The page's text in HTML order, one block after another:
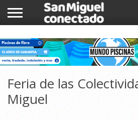
NOTICIAS
COMUNIDAD
COMERCIOS
Feria de las
Miguel